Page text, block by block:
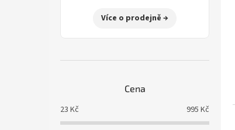
Více o prodejně →
Cena
23 Kč 995 Kč